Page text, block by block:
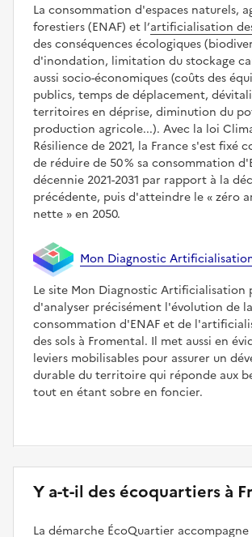
La consommation d'espaces naturels,
forestiers (ENAF) et l’artificialisation
des conséquences écologiques
d'inondation, limitation du stockage
aussi socio-économiques (coûts des
publics, temps de déplacement,
territoires en déprise, diminution du
production agricole...). Avec la loi
Résilience de 2021, la France s'est fixé
de réduire de 50 % sa consommation
décennie 2021-2031 par rapport à la
précédente, puis d'atteindre le
zéro
nette
en 2050.
Mon Diagnostic
Le site Mon Diagnostic Artificialisation
d'analyser précisément l'évolution de la
consommation d'ENAF et de
des sols à Fromental. Il met aussi en
leviers mobilisables pour assurer un
durable du territoire qui réponde aux
tout en étant sobre en foncier.
Y a-t-il des écoquartiers à
La démarche ÉcoQuartier accompagne